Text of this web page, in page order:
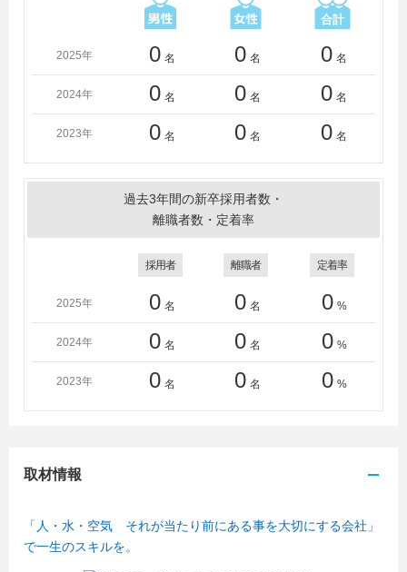
2025年 0 名 0 名 0 名
2024年 0 名 0 名 0 名
2023年 0 名 0 名 0 名
過去3年間の新卒採用者数・
離職者数・定着率
採用者 離職者 定着率
2025年 0 名 0 名 0 %
2024年 0 名 0 名 0 %
2023年 0 名 0 名 0 %
取材情報
「人・水・空気 それが当たり前にある事を大切にする会社」
で一生のスキルを。